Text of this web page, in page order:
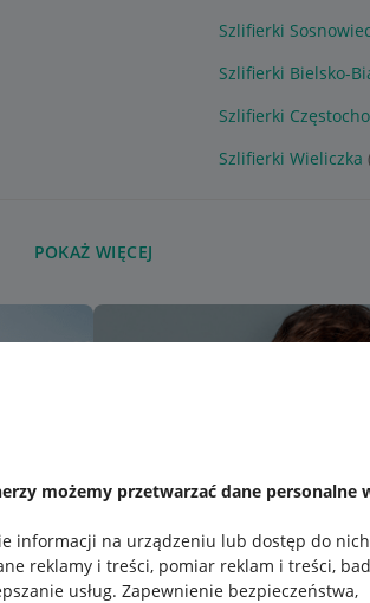
możemy przetwarzać dane personalne
informacji na urządzeniu lub dostęp do nich
reklamy i treści, pomiar reklam i treści,
usług. Zapewnienie bezpieczeństwa,
Szlifierki Sosnowiec
Szlifierki Bielsko-
Szlifierki
Szlifierki Wieliczka
POKAŻ WIĘCEJ